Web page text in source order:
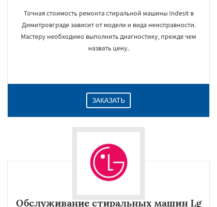
Точная стоимость ремонта стиральной машины Indesit в
Димитровграде зависит от модели и вида неисправности.
Мастеру необходимо выполнить диагностику, прежде чем
назвать цену.
ЗАКАЗАТЬ
Обслуживание стиральных машин Lg